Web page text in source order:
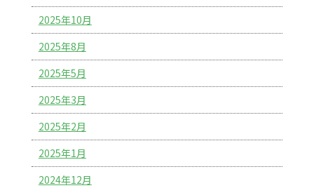
2025年10月
2025年8月
2025年5月
2025年3月
2025年2月
2025年1月
2024年12月